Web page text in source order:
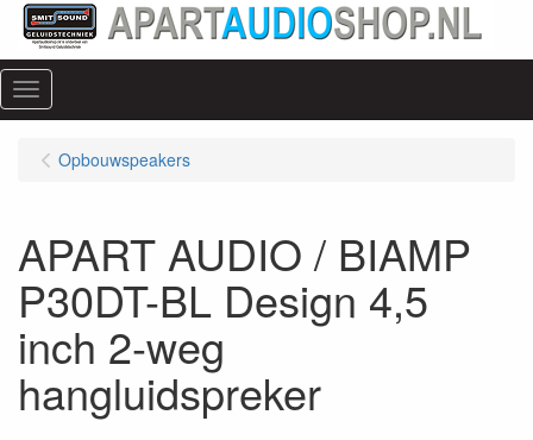
Menu
Opbouwspeakers
APART AUDIO / BIAMP
P30DT-BL Design 4,5
inch 2-weg
hangluidspreker